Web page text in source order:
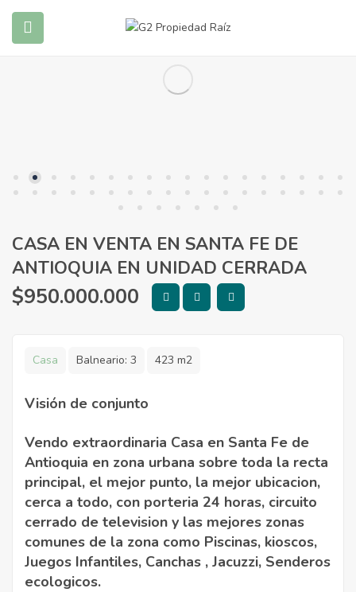
(Blog)
CASA EN VENTA EN SANTA FE DE
ANTIOQUIA EN UNIDAD CERRADA
$950.000.000
Casa Balneario: 3 423 m2
Visión de conjunto
Vendo extraordinaria Casa en Santa Fe de
Antioquia en zona urbana sobre toda la recta
principal, el mejor punto, la mejor ubicacion,
cerca a todo, con porteria 24 horas, circuito
cerrado de television y las mejores zonas
comunes de la zona como Piscinas, kioscos,
Juegos Infantiles, Canchas , Jacuzzi, Senderos
ecologicos.